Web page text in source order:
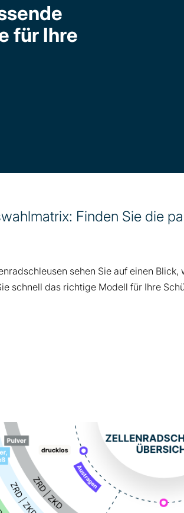
für Ihre
Finden Sie die
sehen Sie auf einen
schnell das richtige Modell für Ihre